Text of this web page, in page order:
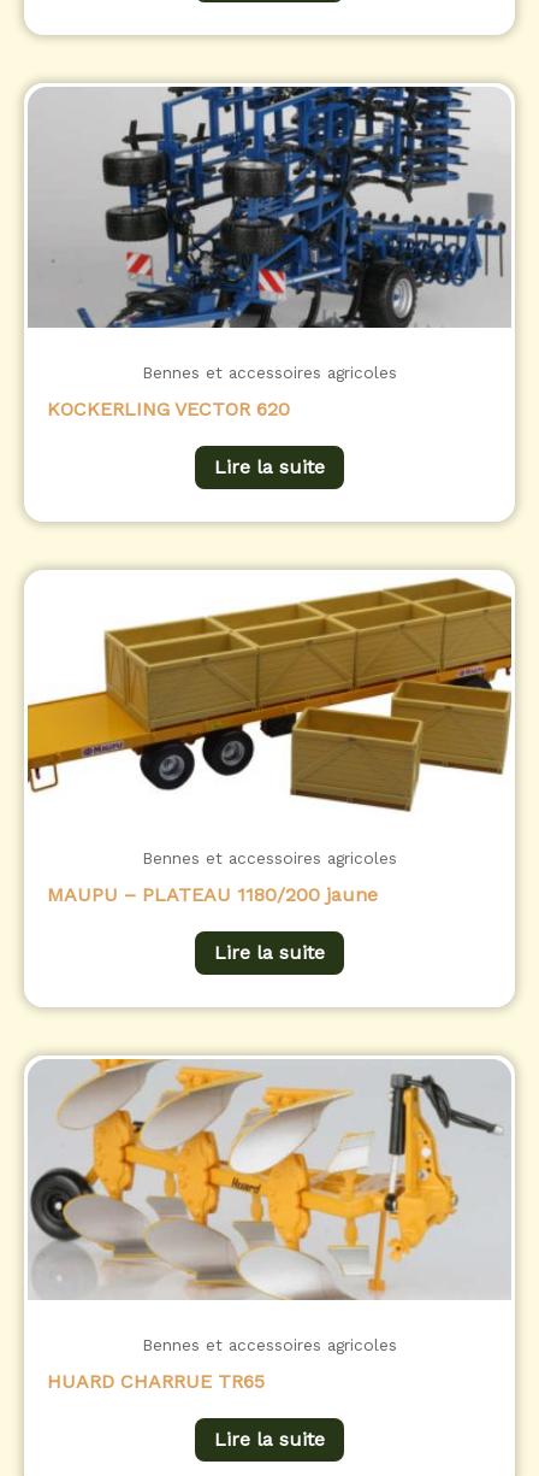
Bennes et accessoires agricoles
KOCKERLING VECTOR 620
Lire la suite
Bennes et accessoires agricoles
MAUPU – PLATEAU 1180/200 jaune
Lire la suite
Bennes et accessoires agricoles
HUARD CHARRUE TR65
Lire la suite